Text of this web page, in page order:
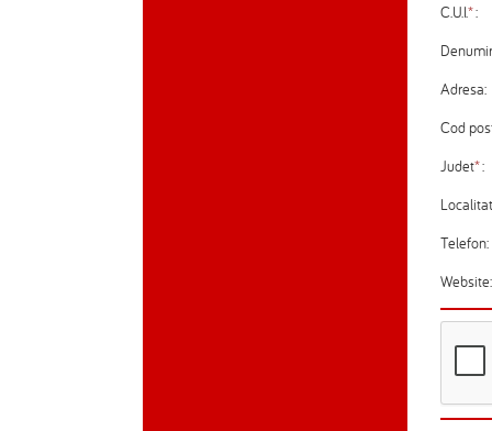
C.U.I.*:
Adresa:
Cod
Judet*:
Telefon:
Website: